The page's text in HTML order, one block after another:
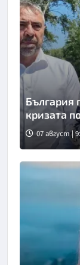
Снимка: БТА
България
кризата
07 август |